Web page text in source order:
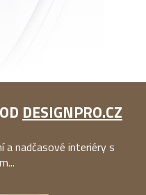
DESIGNPRO.CZ
a nadčasové interiéry s